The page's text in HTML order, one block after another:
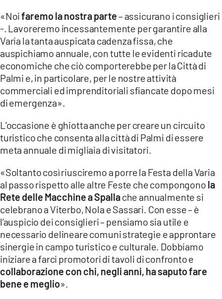
ANDROID
APPLE
«Noifaremo la nostra parte– assicurano i consiglieri
-. Lavoreremo incessantemente per garantire alla
Varia la tanta auspicata cadenza fissa, che
auspichiamo annuale, con tutte le evidenti ricadute
economiche che ciò comporterebbe per la Città di
Palmi e, in particolare, per le nostre attività
commerciali ed imprenditoriali sfiancate dopo mesi
di emergenza».
L’occasione è ghiotta anche per creare un circuito
turistico che consenta alla città di Palmi di essere
meta annuale di migliaia di visitatori.
«Soltanto così riusciremo a porre la Festa della Varia
al passo rispetto alle altre Feste che compongono la
Rete delle Macchine a Spallache annualmente si
celebrano a Viterbo, Nola e Sassari. Con esse – è
l’auspicio dei consiglieri – pensiamo sia utile e
necessario delineare comuni strategie e approntare
sinergie in campo turistico e culturale. Dobbiamo
iniziare a farci promotori di tavoli di confronto e
collaborazione con chi, negli anni, ha saputo fare
bene e meglio».